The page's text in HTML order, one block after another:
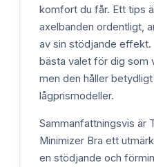
komfort du får. Ett tips
axelbanden ordentligt,
av sin stödjande effekt.
bästa valet för dig som
men den håller
lågprismodeller.
Sammanfattningsvis är
Minimizer Bra ett
en stödjande och